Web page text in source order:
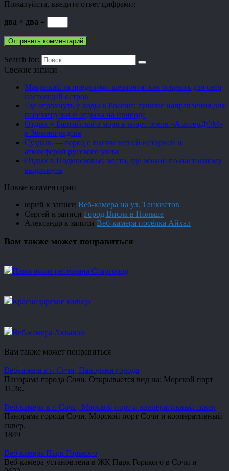
Пожалуйста, введите ответ цифрами:
два × два =
Search for:
Свежие записи
Маврикий за пределами шезлонга: как открыть для себя
настоящий остров
Где отдохнуть у воды в России: лучшие направления для
перезагрузки и отдыха на природе
Отдых у Балтийского моря в апарт-отеле «АмстерДОМ»
в Зеленоградске
Суздаль — город с тысячелетней историей и
атмосферой русского уюта
Отдых в Подмосковье: место, где можно по-настоящему
выдохнуть
Новые комментарии
юрий к записи Веб-камера на ул. Танкистов
Сергей к записи Город Висла в Польше
Александр к записи Веб-камера посёлка Айхал
Вам также может понравиться
Пляж возле ресторана Старгород
Краснодарское кольцо
Веб-камера Аквалоо
Вам также может понравиться
Вебкамера в г. Сочи, Панорама города
Панорама города Сочи. Открывается вид на: Морской порт
11.3к.
Веб-камера в г. Сочи, Морской порт и кооперативный сквер
Панорама города Сочи. Морской порт Сочи и кооперативный
сквер.
1849
Веб-камера Парк Горького
Веб-камера установлена в ЖК Парк Горького в Сочи и